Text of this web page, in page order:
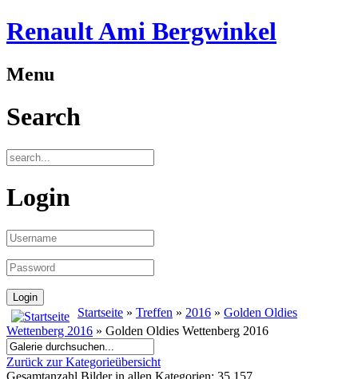
Renault Ami Bergwinkel
Menu
Search
Login
Startseite » Treffen » 2016 » Golden Oldies
Wettenberg 2016 » Golden Oldies Wettenberg 2016
Zurück zur Kategorieübersicht
Gesamtanzahl Bilder in allen Kategorien: 35.157